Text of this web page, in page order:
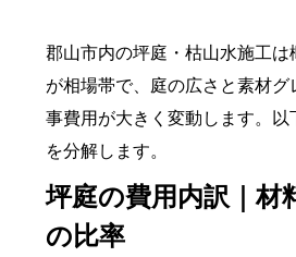
郡山市内の坪庭・枯山水施工
が相場帯で、庭の広さと素材
事費用が大きく変動します。以
を分解します。
坪庭の費用内訳｜材
の比率